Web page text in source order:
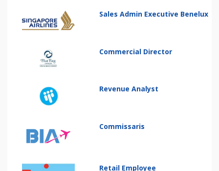
Sales Admin Executive Benelux
Commercial Director
Revenue Analyst
Commissaris
Retail Employee